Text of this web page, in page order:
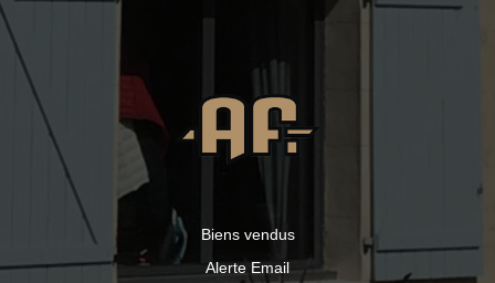
Biens vendus
Alerte Email